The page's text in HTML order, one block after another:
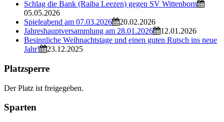
Schlag die Bank (Raiba Leezen) gegen SV Wittenborn
05.05.2026
Spieleabend am 07.03.2026
20.02.2026
Jahreshauptversammlung am 28.01.2026
12.01.2026
Besinnliche Weihnachtstage und einen guten Rutsch ins neue
Jahr!
23.12.2025
Platzsperre
Der Platz ist freigegeben.
Sparten